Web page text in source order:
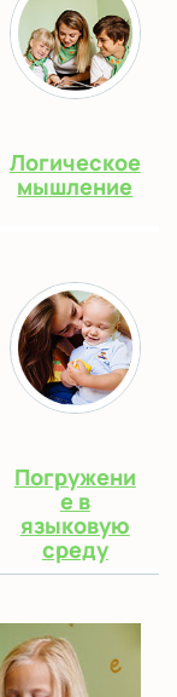
Логическое
мышление
Погружени
е в
языковую
среду